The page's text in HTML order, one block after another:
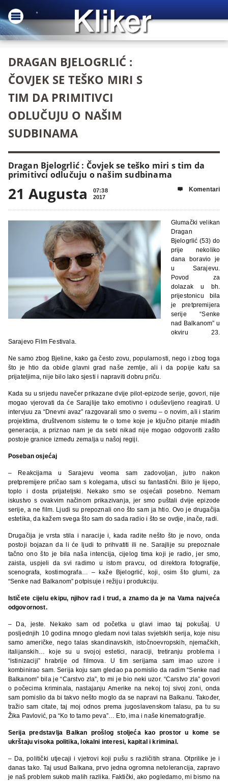
DRAGAN BJELOGRLIĆ :
ČOVJEK SE TEŠKO MIRI S
TIM DA PRIMITIVCI
ODLUČUJU O NAŠIM
SUDBINAMA
Dragan Bjelogrlić : Čovjek se teško miri s tim da
primitivci odlučuju o našim sudbinama
21 Augusta
07:38
2017
 Komentari
Glumački velikan
Dragan
Bjelogrlić (53) do
prije nekoliko
dana boravio je
u Sarajevu.
Povod za
dolazak u bh.
prijestonicu bila
je pretpremijera
serije “Senke
nad Balkanom” u
okviru 23.
Sarajevo Film Festivala.
Ne samo zbog Bjeline, kako ga često zovu, popularnosti, nego i zbog toga
što je htio da obiđe glavni grad naše zemlje, ali i da popije kafu sa
prijateljima, nije bilo lako sjesti i napraviti dobru priču.
Kada su u srijedu navečer prikazane dvije pilot-epizode serije, govori, nije
mogao vjerovati da će Sarajlije tako emotivno i oduševljeno reagirati. U
intervjuu za “Dnevni avaz” razgovarali smo o svemu – o novim, ali i starim
projektima, društvenom sistemu te o tome koje je ključno pitanje mlađih
generacija, a priznao nam je da sebi nikad nije mogao odgovoriti zašto
postoje granice između zemalja u našoj regiji.
Poseban osjećaj
– Reakcijama u Sarajevu veoma sam zadovoljan, jutro nakon
pretpremijere pričao sam s kolegama, utisci su fantastični. Bilo je lijepo,
toplo i dosta prijateljski. Nekako smo se osjećali posebno. Nemam
iskustvo s ovakvim načinom prikazivanja, jer smo puštali dvije epizode
serije, a ne film. Ljudi su prepoznali ono što sam ja htio. Ovo je drugačija
estetika, da kažem svega što sam do sada radio i što se ovdje, inače, radi.
Drugačija je vrsta stila i naracije i, kada radite nešto što je novo, onda
postoji bojazan da li će ljudi to prihvatiti ili ne. Sarajlije su prepoznale
tačno ono što je bila naša intencija, cijelog tima koji je radio, jer smo,
zaista, uspjeli da svi radimo u istom pravcu, od direktora fotografije,
scenografa, kostimografa… – kaže Bjelogrlić, koji, osim što glumi, za
“Senke nad Balkanom” potpisuje i režiju i produkciju.
Ističete cijelu ekipu, njihov rad i trud, a znamo da je na Vama najveća
odgovornost.
– Da, jeste. Nekako sam od početka u glavi imao taj pokušaj. U
posljednjih 10 godina mnogo gledam novi talas svjetskih serija, koje nisu
samo američke, nego talas skandinavskih, istočnoevropskih, njemačkih,
italijanskih… koje su u svojoj estetici, naraciji, tretiranju problema i
“istinizaciji” hrabrije od filmova. U tim serijama sam imao uzore i
kombinirao sam. Serija koju sam gledao pa pomislio da radim “Senke nad
Balkanom” bila je “Carstvo zla”, to mi je bio neki uzor. “Carstvo zla” govori
o počecima kriminala, nastajanju Amerike na nekoj toj sivoj zoni, onda
sam pomislio da bi takvo nešto moglo da se napravi na Balkanu. Također,
tražio sam citate, taj moj odnos prema jugoslavenskom talasu, pa tu su
Žika Pavlović, pa “Ko to tamo peva”… Eto, ima i naše kinematografije.
Serija predstavlja Balkan prošlog stoljeća kao prostor u kome se
ukrštaju visoka politika, lokalni interesi, kapital i kriminal.
– Da, politički utjecaji i vjetrovi koji pušu s različitih strana. Otprilike je i
danas tako. Taj usud Balkana, prvo jedna ogromna netolerancija, zapravo
je naš problem sukob malih razlika. Faktički, ako pogledamo, mi bismo na